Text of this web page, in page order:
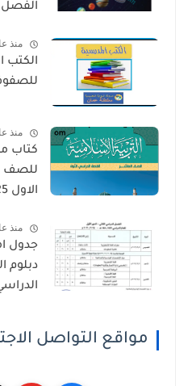
الفصل
منذ
الكتب
للصفوف
منذ
كتاب
للصف
الاول 2025-2026
منذ
جدول
دبلوم
الدراسي
مواقع التواصل